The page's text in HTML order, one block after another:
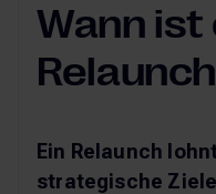
Wann ist
Ein Relaunch
strategische